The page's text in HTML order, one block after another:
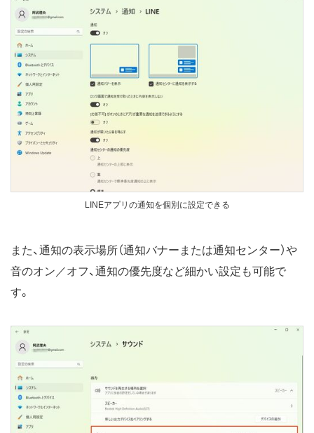
LINEアプリの通知を個別に設定できる
また、通知の表示場所（通知バナーまたは通知センター）や
音のオン／オフ、通知の優先度など細かい設定も可能で
す。